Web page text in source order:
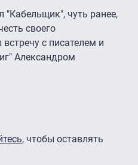
"Кабельщик", чуть ранее,
своего
с писателем и
Александром
, чтобы оставлять